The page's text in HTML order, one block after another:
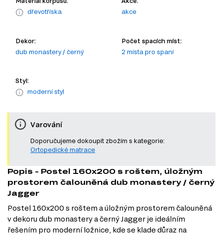
dřevotříska
akce
Dekor:
dub monastery / černý
Počet spacích míst:
2 místa pro spaní
Styl:
moderní styl
Varování
Doporučujeme dokoupit zbožím s kategorie:
Ortopedické matrace
Popis - Postel 160x200 s roštem, úložným
prostorem čalouněná dub monastery / černý
Jagger
Postel 160x200 s roštem a úložným prostorem čalouněná
v dekoru dub monastery a černý Jagger je ideálním
řešením pro moderní ložnice, kde se klade důraz na